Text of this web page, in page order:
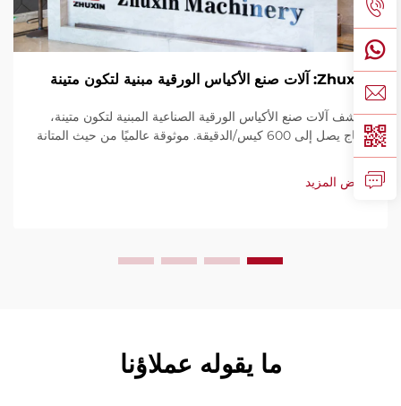
Zhuxin: آلات صنع الأكياس الورقية مبنية لتكون متينة
اكتشف آلات صنع الأكياس الورقية الصناعية المبنية لتكون متينة،
بإنتاج يصل إلى 600 كيس/الدقيقة. موثوقة عالميًا من حيث المتانة
وسهولة الاستخدام والصيانة المحدودة. احصل على دعم فني
وخدمة سريعة. اطلب عرض سعر اليوم.
عرض المزيد
ما يقوله عملاؤنا